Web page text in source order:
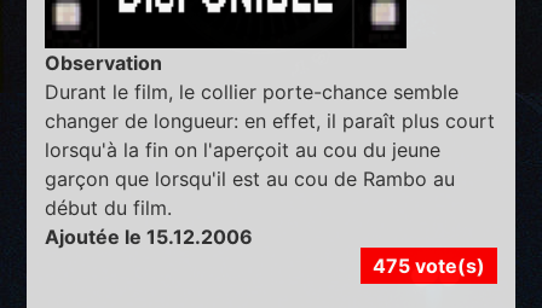
Observation
Durant le film, le collier porte-chance semble
changer de longueur: en effet, il paraît plus court
lorsqu'à la fin on l'aperçoit au cou du jeune
garçon que lorsqu'il est au cou de Rambo au
début du film.
Ajoutée le 15.12.2006
475 vote(s)